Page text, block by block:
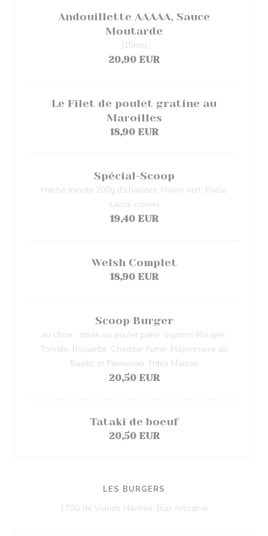
Andouillette AAAAA, Sauce
Moutarde
(15mn)
20,90 EUR
Le Filet de poulet gratine au
Maroilles
18,90 EUR
Spécial-Scoop
Haché minute 200g (Echalotes, Poivre vert, Poêlé
sauce crème)
19,40 EUR
Welsh Complet
18,90 EUR
Scoop Burger
au choix : steak ou poulet pané, oignons Rouges,
Tomate, Roquette, Cheddar Fumé, Mayonnaise au
Basilic et Parmesan. Frites Maison
20,50 EUR
Tataki de boeuf
20,50 EUR
LES BURGERS
170G de Viande Hachée, Bun Artisanal